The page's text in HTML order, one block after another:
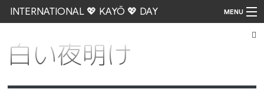
INTERNATIONAL 💖 KAYŌ 💖 DAY MENU
白い夜明け